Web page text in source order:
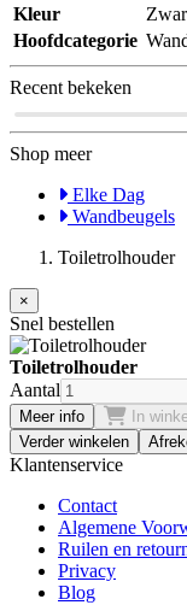
Kleur
Hoofdcategorie
Recent bekeken
Shop meer
Elke Dag
Wandbeugels
Toiletrolhouder
×
Snel bestellen
Toiletrolhouder
Aantal
Meer info
In
Verder winkelen
Klantenservice
Contact
Algemene
Ruilen en
Privacy
Blog